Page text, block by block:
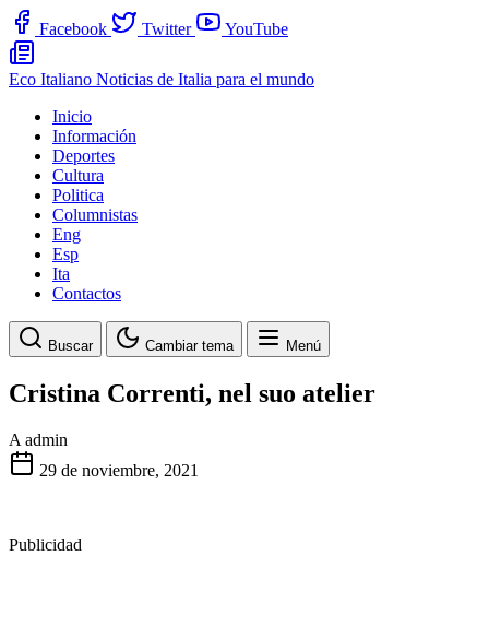
Facebook Twitter YouTube
Eco Italiano Noticias de Italia para el mundo
Inicio
Información
Deportes
Cultura
Politica
Columnistas
Eng
Esp
Ita
Contactos
Buscar Cambiar tema Menú
Cristina Correnti, nel suo atelier
A admin
29 de noviembre, 2021
Publicidad